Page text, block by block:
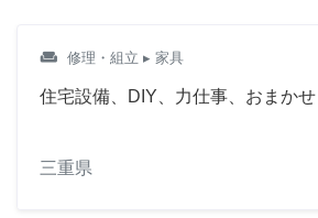
weekend 修理・組立 ▸ 家具
住宅設備、DIY、力仕事、おまかせ
三重県